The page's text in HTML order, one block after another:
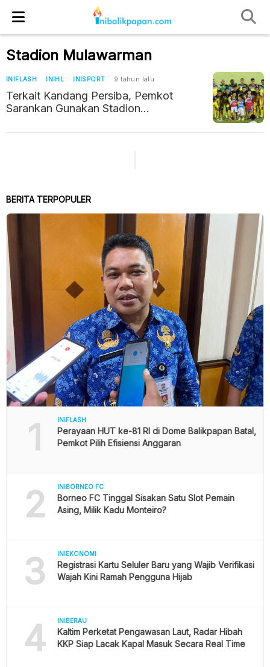
Stadion Mulawarman
INIFLASH INIHL INISPORT 9 tahun lalu
Terkait Kandang Persiba, Pemkot
Sarankan Gunakan Stadion
BERITA TERPOPULER
1 INIFLASH
Perayaan HUT ke-81 RI di Dome Balikpapan Batal,
Pemkot Pilih Efisiensi Anggaran
2 INIBORNEO FC
Borneo FC Tinggal Sisakan Satu Slot Pemain
Asing, Milik Kadu Monteiro?
3 INIEKONOMI
Registrasi Kartu Seluler Baru yang Wajib Verifikasi
Wajah Kini Ramah Pengguna Hijab
4 INIBERAU
Kaltim Perketat Pengawasan Laut, Radar Hibah
KKP Siap Lacak Kapal Masuk Secara Real Time